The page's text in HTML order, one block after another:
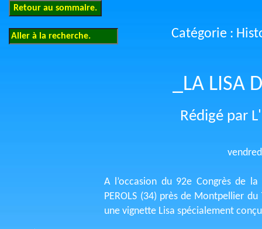
Catégorie :
_LA LISA
Rédigé par
A l’occasion du 92e Congrès de
PEROLS (34) près de Montpellier
une vignette Lisa spécialement